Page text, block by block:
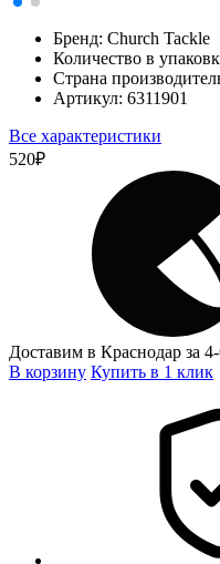
Бренд: Church Tackle
Количество в
Страна
Артикул: 6311901
Все характеристики
520₽
Доставим в Краснодар за
В корзину Купить в 1 клик